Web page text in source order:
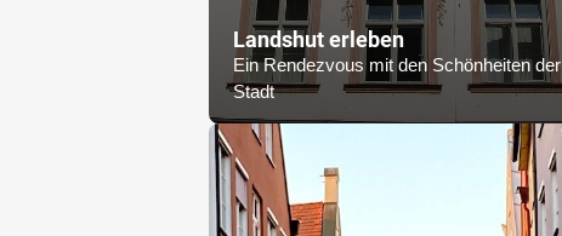
Landshut erleben
Ein Rendezvous mit den Schönheiten der
Stadt